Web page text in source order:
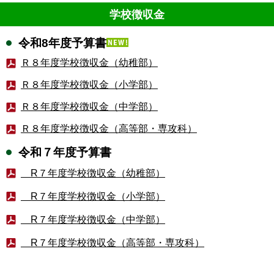
学校徴収金
令和8年度予算書
Ｒ８年度学校徴収金（幼稚部）
Ｒ８年度学校徴収金（小学部）
Ｒ８年度学校徴収金（中学部）
Ｒ８年度学校徴収金（高等部・専攻科）
令和７年度予算書
R７年度学校徴収金（幼稚部）
R７年度学校徴収金（小学部）
R７年度学校徴収金（中学部）
R７年度学校徴収金（高等部・専攻科）